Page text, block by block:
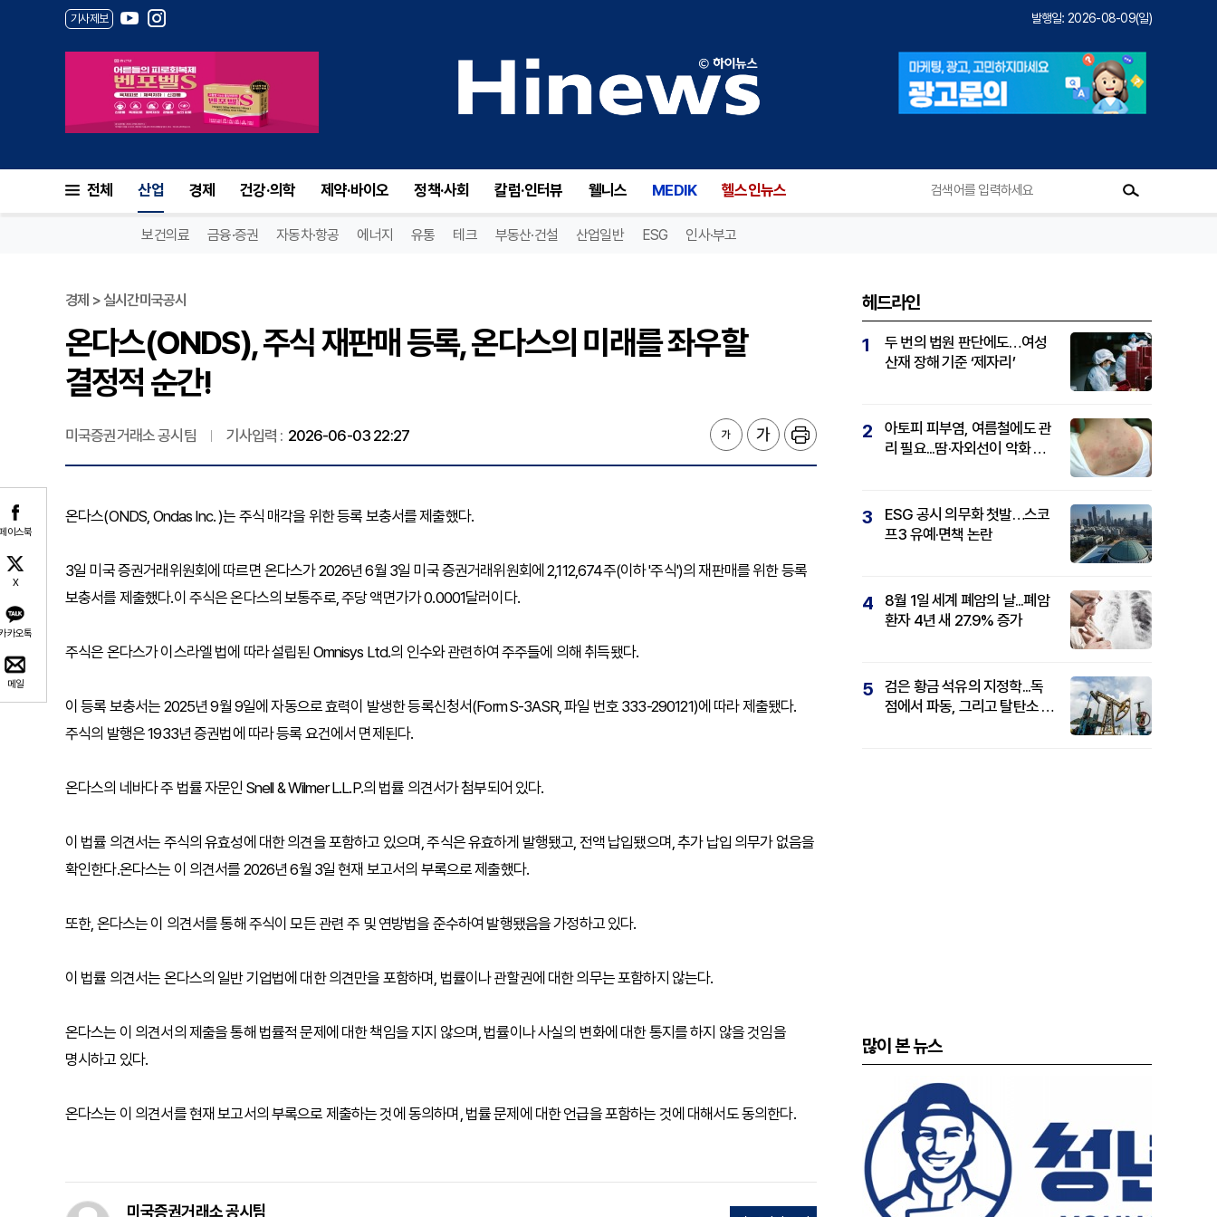
기사제보 발행일: 2026-08-09(일)
전체 산업 경제 건강·의학 제약·바이오 정책·사회 칼럼·인터뷰 웰니스 MEDIK 헬스인뉴스
보건의료 금융·증권 자동차·항공 에너지 유통 테크 부동산·건설 산업일반 ESG 인사·부고
이스북
X
카오톡
메일
경제 > 실시간미국공시
온다스(ONDS), 주식 재판매 등록, 온다스의 미래를 좌우할
결정적 순간!
미국증권거래소 공시팀 기사입력 : 2026-06-03 22:27
온다스(ONDS, Ondas Inc. )는 주식 매각을 위한 등록 보충서를 제출했다.
3일 미국 증권거래위원회에 따르면 온다스가 2026년 6월 3일 미국 증권거래위원회에 2,112,674주(이하 '주식')의 재판매를 위한 등록
보충서를 제출했다.이 주식은 온다스의 보통주로, 주당 액면가가 0.0001달러이다.
주식은 온다스가 이스라엘 법에 따라 설립된 Omnisys Ltd.의 인수와 관련하여 주주들에 의해 취득됐다.
이 등록 보충서는 2025년 9월 9일에 자동으로 효력이 발생한 등록신청서(Form S-3ASR, 파일 번호 333-290121)에 따라 제출됐다.
주식의 발행은 1933년 증권법에 따라 등록 요건에서 면제된다.
온다스의 네바다 주 법률 자문인 Snell & Wilmer L.L.P.의 법률 의견서가 첨부되어 있다.
이 법률 의견서는 주식의 유효성에 대한 의견을 포함하고 있으며, 주식은 유효하게 발행됐고, 전액 납입됐으며, 추가 납입 의무가 없음을
확인한다.온다스는 이 의견서를 2026년 6월 3일 현재 보고서의 부록으로 제출했다.
또한, 온다스는 이 의견서를 통해 주식이 모든 관련 주 및 연방법을 준수하여 발행됐음을 가정하고 있다.
이 법률 의견서는 온다스의 일반 기업법에 대한 의견만을 포함하며, 법률이나 관할권에 대한 의무는 포함하지 않는다.
온다스는 이 의견서의 제출을 통해 법률적 문제에 대한 책임을 지지 않으며, 법률이나 사실의 변화에 대한 통지를 하지 않을 것임을
명시하고 있다.
온다스는 이 의견서를 현재 보고서의 부록으로 제출하는 것에 동의하며, 법률 문제에 대한 언급을 포함하는 것에 대해서도 동의한다.
미국증권거래소 공시팀
헤드라인
1
두 번의 법원 판단에도…여성
산재 장해 기준 ‘제자리’
2
아토피 피부염, 여름철에도 관
리 필요...땀·자외선이 악화 요
3
ESG 공시 의무화 첫발…스코
프3 유예·면책 논란
4
8월 1일 세계 폐암의 날...폐암
환자 4년 새 27.9% 증가
5
검은 황금 석유의 지정학...독
점에서 파동, 그리고 탈탄소 패
많이 본 뉴스